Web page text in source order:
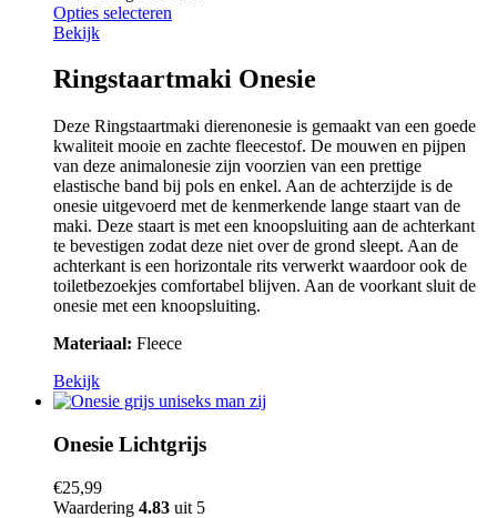
Opties selecteren
Bekijk
Ringstaartmaki Onesie
Deze Ringstaartmaki dierenonesie is gemaakt van een goede
kwaliteit mooie en zachte fleecestof. De mouwen en pijpen
van deze animalonesie zijn voorzien van een prettige
elastische band bij pols en enkel. Aan de achterzijde is de
onesie uitgevoerd met de kenmerkende lange staart van de
maki. Deze staart is met een knoopsluiting aan de achterkant
te bevestigen zodat deze niet over de grond sleept. Aan de
achterkant is een horizontale rits verwerkt waardoor ook de
toiletbezoekjes comfortabel blijven. Aan de voorkant sluit de
onesie met een knoopsluiting.
Materiaal: Fleece
Bekijk
Onesie Lichtgrijs
€25,99
Waardering 4.83 uit 5